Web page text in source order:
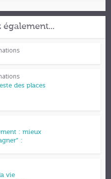
également...
des places
: mieux
:
vie